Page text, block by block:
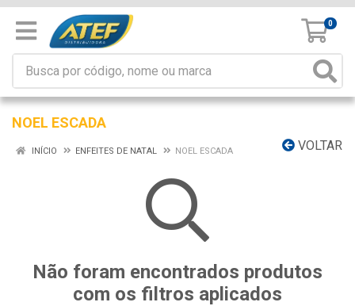
0
NOEL ESCADA
VOLTAR
INÍCIO ENFEITES DE NATAL NOEL ESCADA
Não foram encontrados produtos
com os filtros aplicados